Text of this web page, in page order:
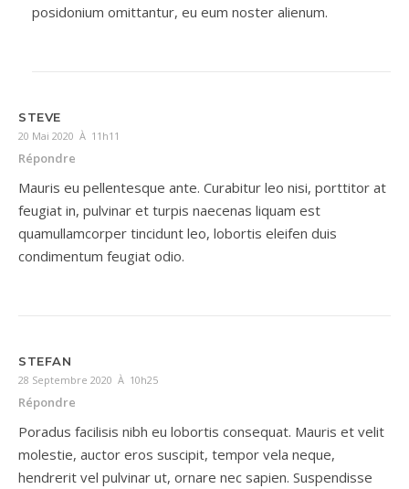
posidonium omittantur, eu eum noster alienum.
STEVE
20 Mai 2020 À 11h11
Répondre
Mauris eu pellentesque ante. Curabitur leo nisi, porttitor at
feugiat in, pulvinar et turpis naecenas liquam est
quamullamcorper tincidunt leo, lobortis eleifen duis
condimentum feugiat odio.
STEFAN
28 Septembre 2020 À 10h25
Répondre
Poradus facilisis nibh eu lobortis consequat. Mauris et velit
molestie, auctor eros suscipit, tempor vela neque,
hendrerit vel pulvinar ut, ornare nec sapien. Suspendisse